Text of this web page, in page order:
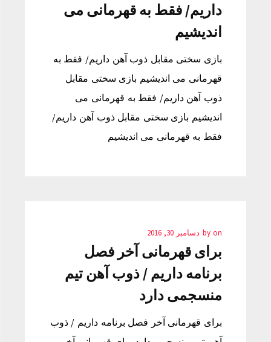
داریم/ فقط به قهرمانی می
اندیشیم
بازی سختی مقابل ذوب آهن داریم/ فقط به
قهرمانی می اندیشیم بازی سختی مقابل
ذوب آهن داریم/ فقط به قهرمانی می
اندیشیم بازی سختی مقابل ذوب آهن داریم/
فقط به قهرمانی می اندیشیم
by on دسامبر 30, 2016
برای قهرمانی آخر فصل
برنامه داریم / ذوب آهن تیم
منسجمی دارد
برای قهرمانی آخر فصل برنامه داریم / ذوب